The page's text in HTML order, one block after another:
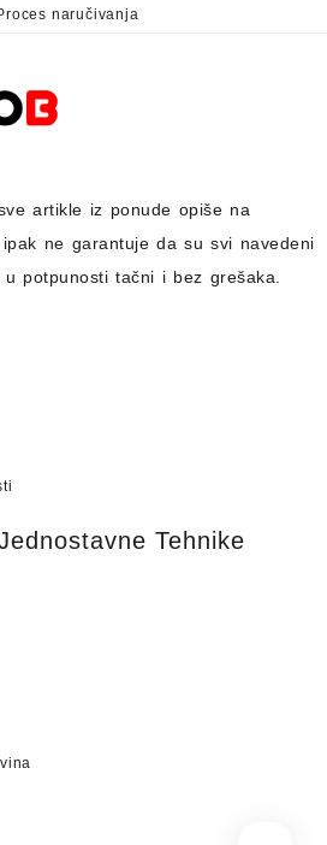
artikle iz ponude opiše na
ipak ne garantuje da su svi navedeni
potpunosti tačni i bez grešaka.
Tehnike